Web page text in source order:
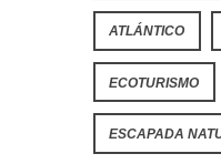
ATLÁNTICO
ECOTURISMO
ESCAPADA